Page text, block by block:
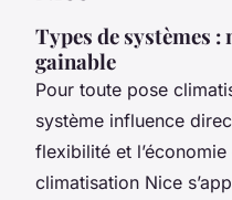
Types de
gainable
Pour toute pose
système influence
flexibilité et
climatisation Nice